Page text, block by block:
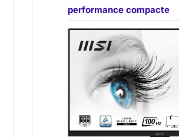
performance compacte